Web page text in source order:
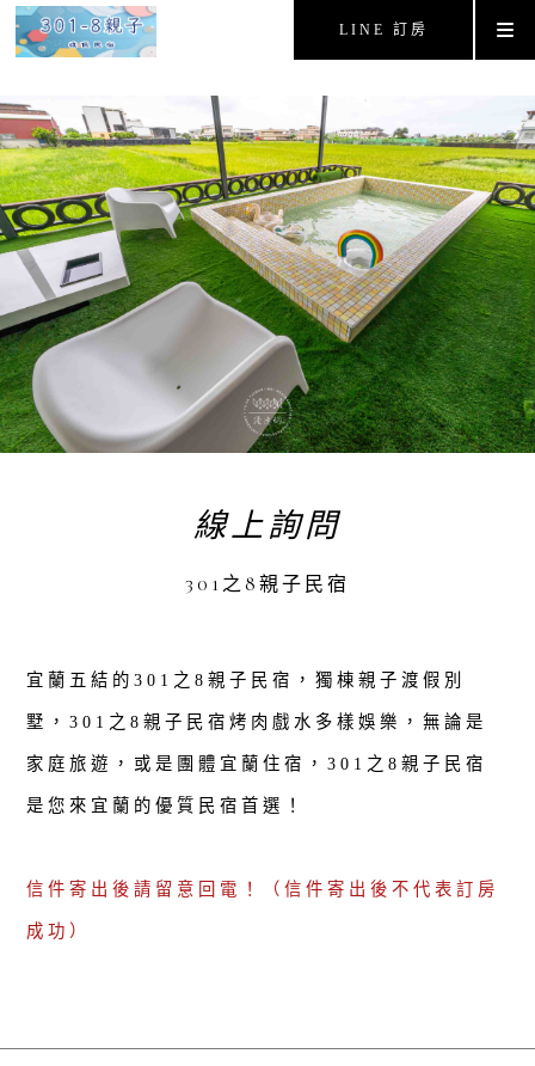
LINE 訂房
線上詢問
301之8親子民宿
宜蘭五結的301之8親子民宿，獨棟親子渡假別
墅，301之8親子民宿烤肉戲水多樣娛樂，無論是
家庭旅遊，或是團體宜蘭住宿，301之8親子民宿
是您來宜蘭的優質民宿首選！
信件寄出後請留意回電！（信件寄出後不代表訂房
成功）